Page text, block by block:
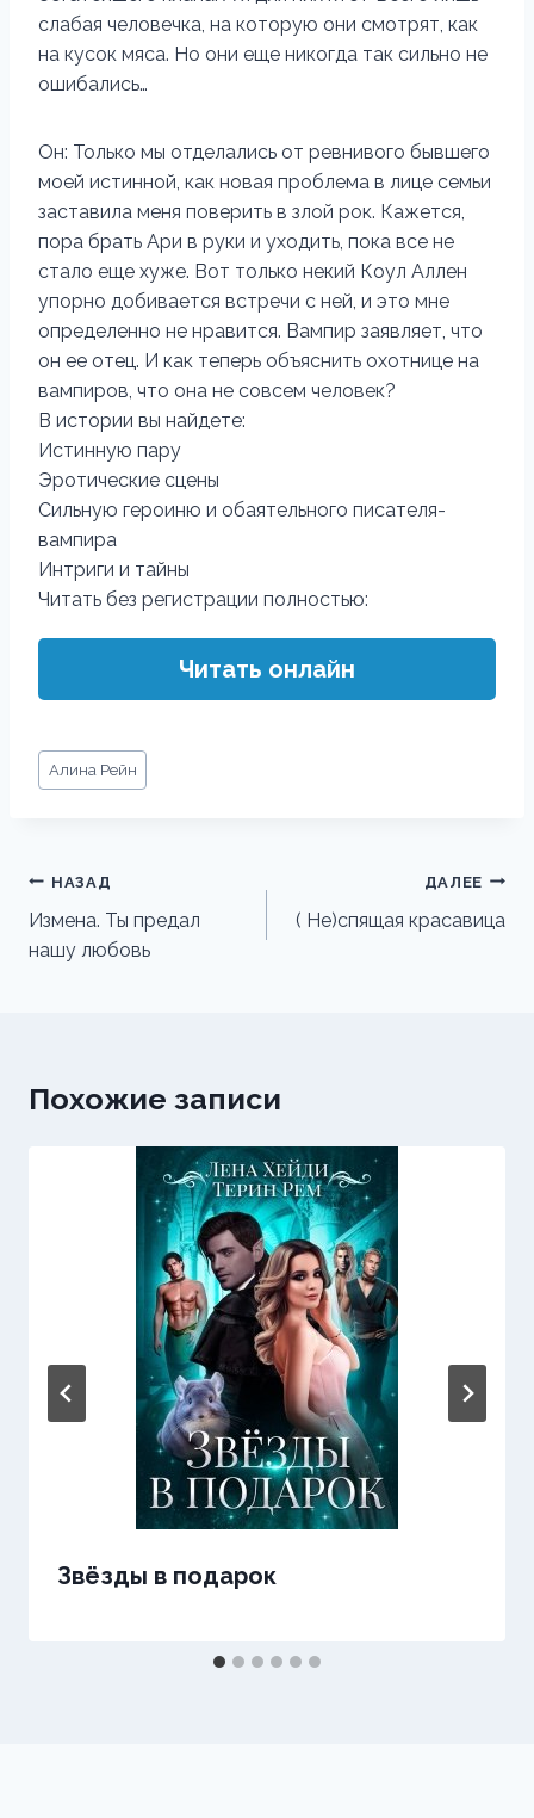
слабая человечка, на которую они смотрят, как
на кусок мяса. Но они еще никогда так сильно не
ошибались…
Он: Только мы отделались от ревнивого бывшего
моей истинной, как новая проблема в лице семьи
заставила меня поверить в злой рок. Кажется,
пора брать Ари в руки и уходить, пока все не
стало еще хуже. Вот только некий Коул Аллен
упорно добивается встречи с ней, и это мне
определенно не нравится. Вампир заявляет, что
он ее отец. И как теперь объяснить охотнице на
вампиров, что она не совсем человек?
В истории вы найдете:
Истинную пару
Эротические сцены
Сильную героиню и обаятельного писателя-
вампира
Интриги и тайны
Читать без регистрации полностью:
Читать онлайн
Метки
записи:
Алина Рейн
Навигация
по
записям
НАЗАД
Измена. Ты предал
нашу любовь
ДАЛЕЕ
( Не)спящая красавица
Похожие записи
Звёзды в подарок